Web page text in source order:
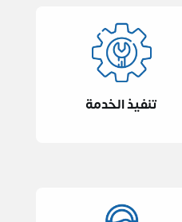
تنفيذ الخدمة